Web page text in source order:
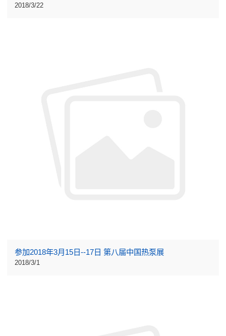
2018/3/22
参加2018年3月15日--17日 第八届中国热泵展
2018/3/1